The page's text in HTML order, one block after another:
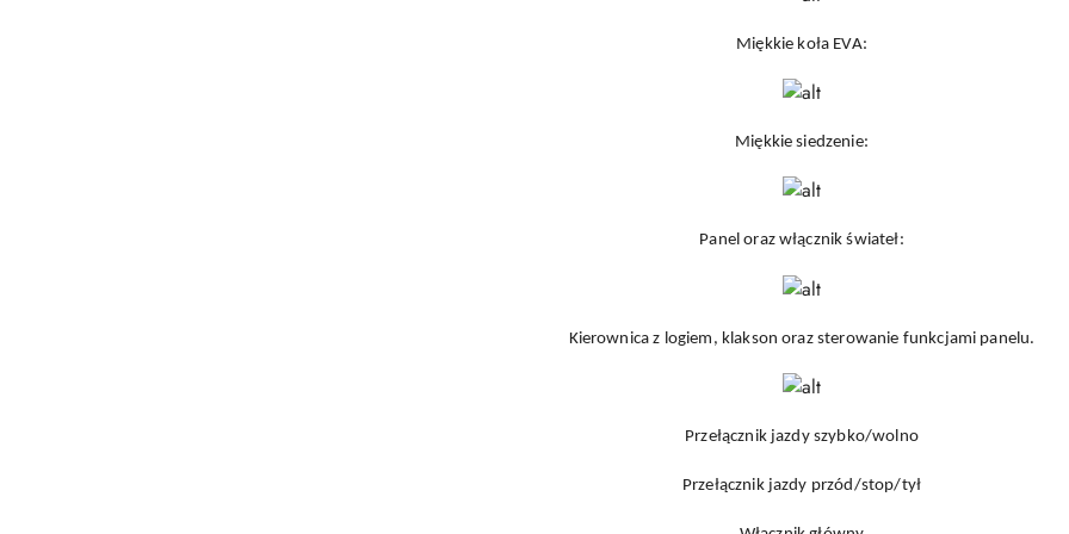
Miękkie koła EVA:
Miękkie siedzenie:
Panel oraz włącznik świateł:
Kierownica z logiem, klakson oraz sterowanie funkcjami panelu.
Przełącznik jazdy szybko/wolno
Przełącznik jazdy przód/stop/tył